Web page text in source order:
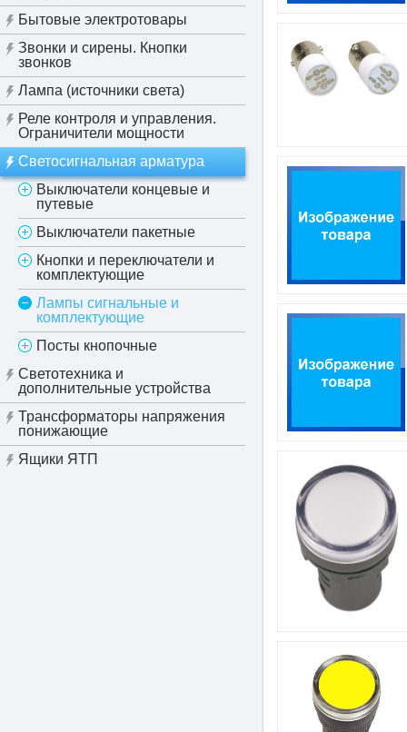
Бытовые электротовары
Звонки и сирены. Кнопки
звонков
Лампа (источники света)
Реле контроля и управления.
Ограничители мощности
Светосигнальная арматура
Выключатели концевые и
путевые
Выключатели пакетные
Кнопки и переключатели и
комплектующие
Лампы сигнальные и
комплектующие
Посты кнопочные
Светотехника и
дополнительные устройства
Трансформаторы напряжения
понижающие
Ящики ЯТП